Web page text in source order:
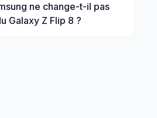
ne change-t-il pas
Galaxy Z Flip 8 ?